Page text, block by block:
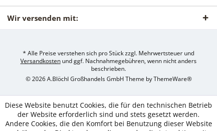
Wir versenden mit:
* Alle Preise verstehen sich pro Stück zzgl. Mehrwertsteuer und
Versandkosten und ggf. Nachnahmegebühren, wenn nicht anders
beschrieben.
© 2026 A.Blöchl Großhandels GmbH Theme byThemeWare®
Diese Website benutzt Cookies, die für den technischen Betrieb
der Website erforderlich sind und stets gesetzt werden.
Andere Cookies, die den Komfort bei Benutzung dieser Website